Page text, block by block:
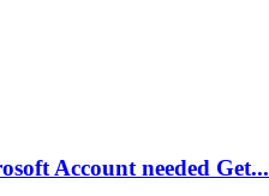
Account needed Gеt...